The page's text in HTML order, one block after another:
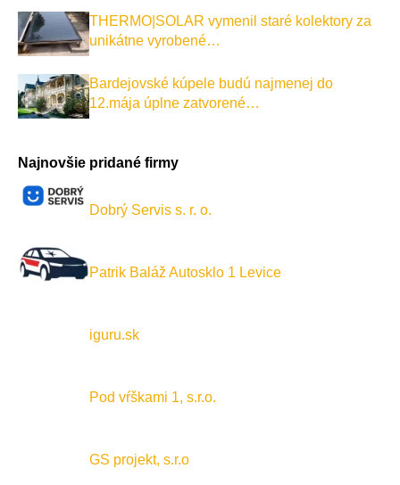
THERMO|SOLAR vymenil staré kolektory za
unikátne vyrobené…
Bardejovské kúpele budú najmenej do
12.mája úplne zatvorené…
Najnovšie pridané firmy
Dobrý Servis s. r. o.
Patrik Baláž Autosklo 1 Levice
iguru.sk
Pod vŕškami 1, s.r.o.
GS projekt, s.r.o